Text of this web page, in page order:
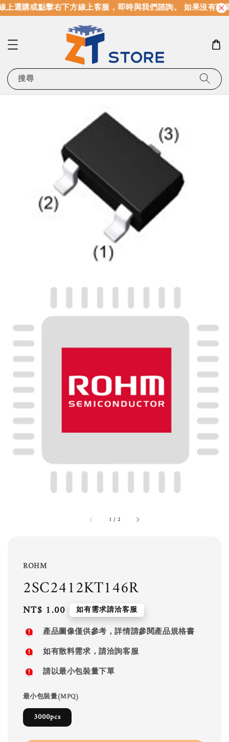
選購或點擊右下方線上客服，即時與我們諮詢。 如果沒有現
搜尋
1 / 2
ROHM
2SC2412KT146R
Regular
price
NT$ 1.00 如有需求請洽客服
產品圖像僅供參考，詳情請參閱產品規格書
如有散料需求，請洽詢客服
請以最小包裝量下單
最小包裝量(MPQ)
3000pcs